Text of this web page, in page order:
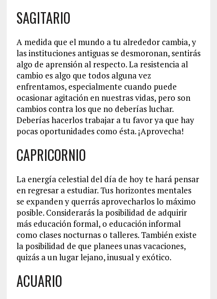
SAGITARIO
A medida que el mundo a tu alrededor cambia, y
las instituciones antiguas se desmoronan, sentirás
algo de aprensión al respecto. La resistencia al
cambio es algo que todos alguna vez
enfrentamos, especialmente cuando puede
ocasionar agitación en nuestras vidas, pero son
cambios contra los que no deberías luchar.
Deberías hacerlos trabajar a tu favor ya que hay
pocas oportunidades como ésta. ¡Aprovecha!
CAPRICORNIO
La energía celestial del día de hoy te hará pensar
en regresar a estudiar. Tus horizontes mentales
se expanden y querrás aprovecharlos lo máximo
posible. Considerarás la posibilidad de adquirir
más educación formal, o educación informal
como clases nocturnas o talleres. También existe
la posibilidad de que planees unas vacaciones,
quizás a un lugar lejano, inusual y exótico.
ACUARIO